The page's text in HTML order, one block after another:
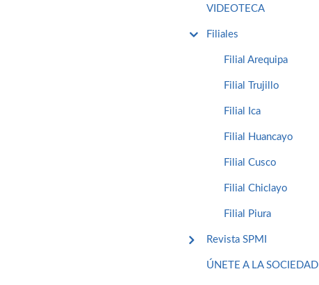
VIDEOTECA
Filiales
Filial Arequipa
Filial Trujillo
Filial Ica
Filial Huancayo
Filial Cusco
Filial Chiclayo
Filial Piura
Revista SPMI
ÚNETE A LA SOCIEDAD